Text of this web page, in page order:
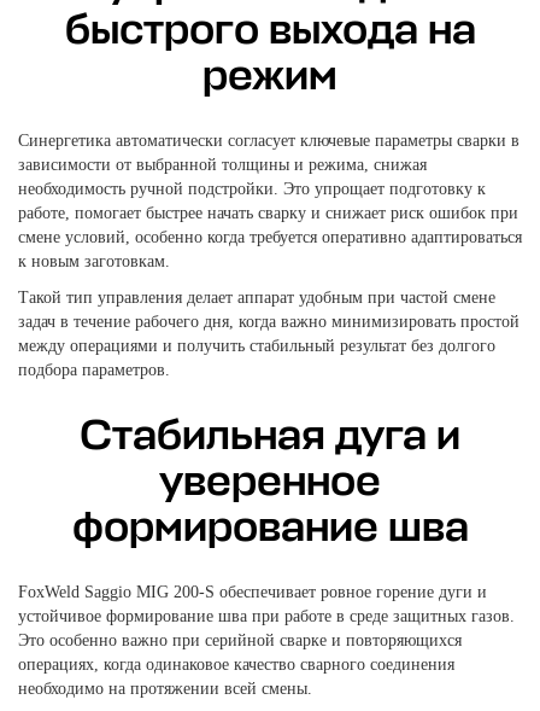
быстрого выхода на
режим
Синергетика автоматически согласует ключевые параметры сварки в
зависимости от выбранной толщины и режима, снижая
необходимость ручной подстройки. Это упрощает подготовку к
работе, помогает быстрее начать сварку и снижает риск ошибок при
смене условий, особенно когда требуется оперативно адаптироваться
к новым заготовкам.
Такой тип управления делает аппарат удобным при частой смене
задач в течение рабочего дня, когда важно минимизировать простой
между операциями и получить стабильный результат без долгого
подбора параметров.
Стабильная дуга и
уверенное
формирование шва
FoxWeld Saggio MIG 200-S обеспечивает ровное горение дуги и
устойчивое формирование шва при работе в среде защитных газов.
Это особенно важно при серийной сварке и повторяющихся
операциях, когда одинаковое качество сварного соединения
необходимо на протяжении всей смены.